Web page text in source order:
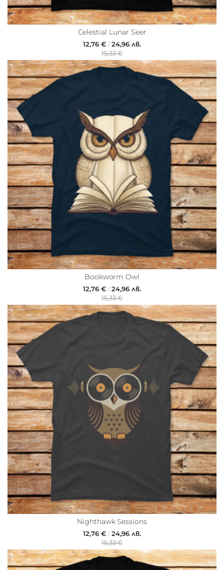
Celestial Lunar Seer
12,76 € /24,96 лв.
15,33 €
Bookworm Owl
12,76 € /24,96 лв.
15,33 €
Nighthawk Sessions
12,76 € /24,96 лв.
15,33 €